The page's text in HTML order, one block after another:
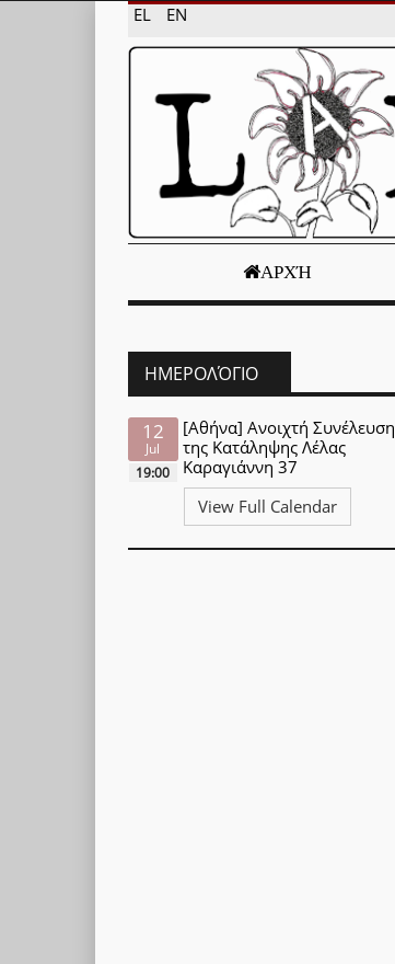
EL EN
ΑΡΧΉ
ΗΜΕΡΟΛΌΓΙΟ
12
Jul
19:00
[Αθήνα] Ανοιχτή Συνέλευση
της Κατάληψης Λέλας
Καραγιάννη 37
View Full Calendar